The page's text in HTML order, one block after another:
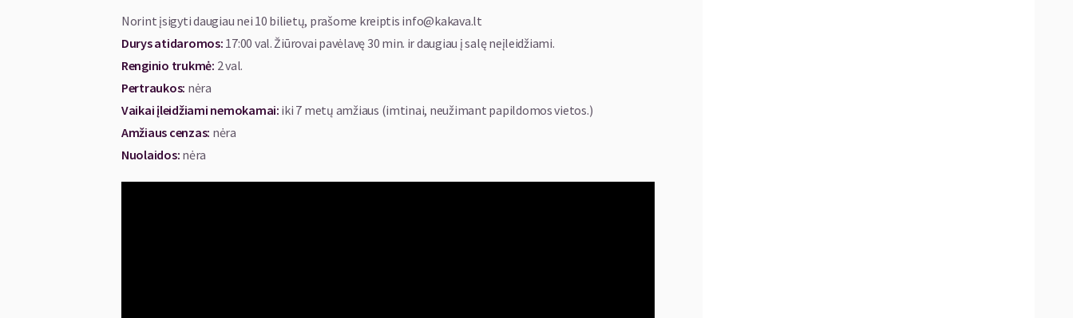
Be jo neapsieidavo nei vienas spektaklis, kuriame reikėjo atlikti bent mažiausią muzikinę partiją. Dirbo
tyliai, kruopščiai, atsakingai ir nepaprastai atsidavusiai. Gitara, akordeonas, obojus – išskyrus smuiką,
šviesios atminties muzikantas buvo įvaldęs kone visus muzikos instrumentus. P. Keblikas vienu metu
atlikdavo kompozitoriaus, aranžuotojo, dirigento ir dainininko vaidmenis. Būtent jo dėka, Jaunimo
teatras išgarsėjo kaip dainuojantis teatras. Čia net kelis dešimtmečius veikė „Namų muzikavimo
grupė“, aktorių grupė „Be grimo“, ilgą laiką džiuginę Lietuvos publiką. Klausytojai turės galimybę
pasiklausyti vienam kartui atsikūrusios “Namų muzikavimo grupės” dainų.
Norint įsigyti daugiau nei 10 bilietų, prašome kreiptis info@kakava.lt
Durys atidaromos: 17:00 val. Žiūrovai pavėlavę 30 min. ir daugiau į salę neįleidžiami.
Renginio trukmė: 2 val.
Pertraukos: nėra
Vaikai įleidžiami nemokamai: iki 7 metų amžiaus (imtinai, neužimant papildomos vietos.)
Amžiaus cenzas: nėra
Nuolaidos: nėra